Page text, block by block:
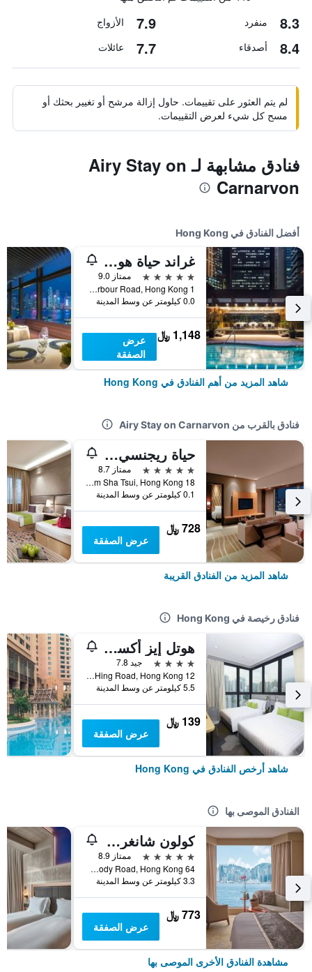
8.3 منفرد 7.9 الأزواج
8.4 أصدقاء 7.7 عائلات
لم يتم العثور على تقييمات. حاول إزالة مرشح أو تغيير بحثك أو
مسح كل شيء لعرض التقييمات.
فنادق مشابهة لـ Airy Stay on
Carnarvon
أفضل الفنادق في Hong Kong
غراند حياة هونغ كونغ
5 نجوم
ممتاز 9.0
1 Harbour Road, Hong Kong, هونغ كونغ
0.0 كيلومتر عن وسط المدينة
1,148 ﷼
عرض
الصفقة
شاهد المزيد من أهم الفنادق في Hong Kong
فنادق بالقرب من Airy Stay on Carnarvon
حياة ريجنسي هونغ كونغ تسيم شا تسوي
5 نجوم
ممتاز 8.7
18 Hanoi Road, Tsim Sha Tsui, Hong Kong, هونغ كونغ
0.1 كيلومتر عن وسط المدينة
728 ﷼
عرض الصفقة
شاهد المزيد من الفنادق القريبة
فنادق رخيصة في Hong Kong
هوتل إيز أكسيس تسين وان
4 نجوم
جيد 7.8
12 Ka Hing Road, Hong Kong, هونغ كونغ
5.5 كيلومتر عن وسط المدينة
139 ﷼
عرض الصفقة
شاهد أرخص الفنادق في Hong Kong
الفنادق الموصى بها
كولون شانغري- لا
5 نجوم
ممتاز 8.9
64 Mody Road, Hong Kong, هونغ كونغ
3.3 كيلومتر عن وسط المدينة
773 ﷼
عرض الصفقة
مشاهدة الفنادق الأخرى الموصى بها